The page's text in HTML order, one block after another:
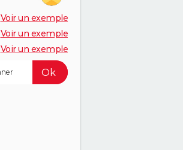
Voir un exemple
Voir un exemple
Voir un exemple